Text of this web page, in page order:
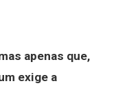
apenas que,
exige a